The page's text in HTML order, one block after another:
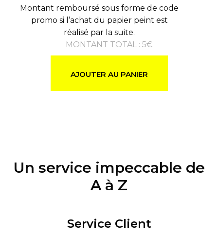
Montant remboursé sous forme de code
promo si l’achat du papier peint est
réalisé par la suite.
MONTANT TOTAL : 5€
AJOUTER AU PANIER
Un service impeccable de
A à Z
Service Client